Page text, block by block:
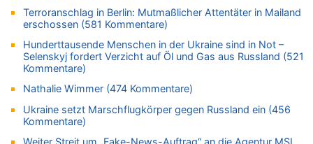
Tempolimit in 30er-Zonen – Untersuchung von Vias
07.08.2026 - 15:56 von Eifel_er zu
Mark van Bommel offiziell als neuer Nationalcoach der Roten
Teufel vorgestellt: „Ist mir eine große Ehre“
07.08.2026 - 15:43 von Hausmeister zu
Wie kam es zur Ceuta-Krise?
07.08.2026 - 15:30 von Soso zu
Aachen ab 11. August wieder Mekka des Pferdesports –
Terroranschlag in Berlin: Mutmaßlicher Attentäter in Mailand
erschossen (581 Kommentare)
Hunderttausende Menschen in der Ukraine sind in Not –
Selenskyj fordert Verzicht auf Öl und Gas aus Russland (521
Kommentare)
Nathalie Wimmer (474 Kommentare)
Ukraine setzt Marschflugkörper gegen Russland ein (456
Kommentare)
Weiter Streit um „Fake-News-Auftrag“ an die Agentur MSL